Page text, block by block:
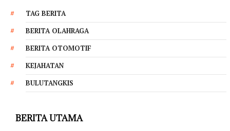
TAG BERITA
BERITA OLAHRAGA
BERITA OTOMOTIF
KEJAHATAN
BULUTANGKIS
BERITA UTAMA